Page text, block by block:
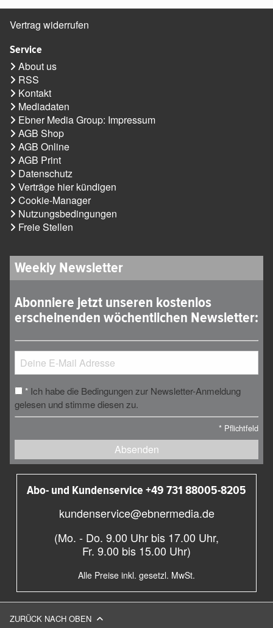
Vertrag widerrufen
Service
About us
RSS
Kontakt
Mediadaten
Ebner Media Group: Impressum
AGB Shop
AGB Online
AGB Print
Datenschutz
Verträge hier kündigen
Cookie-Manager
Nutzungsbedingungen
Freie Stellen
Weekly Newsletter
Abonniere jetzt unseren kostenlos
erscheinenden wöchentlichen Newsletter:
* Ich habe die Bedingungen zur Newsletter-Anmeldung
gelesen und stimme diesen zu.
* Pflichtfeld
Absenden
Abo- und Kundenservice +49 731 88005-8205
kundenservice@ebnermedia.de
(Mo. - Do. 9.00 Uhr bis 17.00 Uhr,
Fr. 9.00 bis 15.00 Uhr)
Alle Preise inkl. gesetzl. MwSt.
ZURÜCK NACH OBEN